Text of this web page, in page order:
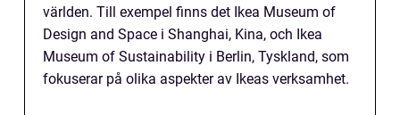
världen. Till exempel finns det Ikea Museum of
Design and Space i Shanghai, Kina, och Ikea
Museum of Sustainability i Berlin, Tyskland, som
fokuserar på olika aspekter av Ikeas verksamhet.